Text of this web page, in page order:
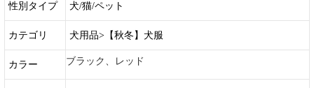
性別タイプ 犬/猫/ペット
カテゴリ 犬用品>【秋冬】犬服
カラー ブラック、レッド